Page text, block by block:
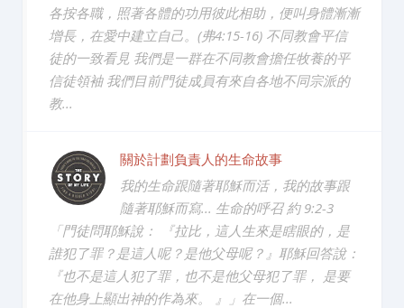
各按各職，照著各體的功用彼此相助，便叫身體漸漸
增長，在愛中建立自己。(弗4:15-16) 不同教會平信
徒的一致看見 我們是一群在不同教會擔任牧養的平
信徒領袖 我們目前門徒成員有來自各地不同宗派的
教...
關於計劃負責人的生命故事
我的生命跟隨著耶穌而活，我的故事跟
隨著耶穌而寫... 生命的呼召 約 9:2-3
「門徒問耶穌說： 『拉比，這人生來是瞎眼的，是
誰犯了罪？是這人呢？是他父母呢？』耶穌回答說：
『也不是這人犯了罪，也不是他父母犯了罪， 是要
在他身上顯出神的作為來。 』」在一個...